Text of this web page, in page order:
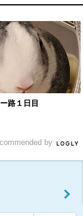
路１日目
by